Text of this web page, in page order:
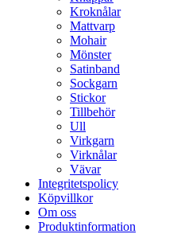
Kroknålar
Mattvarp
Mohair
Mönster
Satinband
Sockgarn
Stickor
Tillbehör
Ull
Virkgarn
Virknålar
Vävar
Integritetspolicy
Köpvillkor
Om oss
Produktinformation